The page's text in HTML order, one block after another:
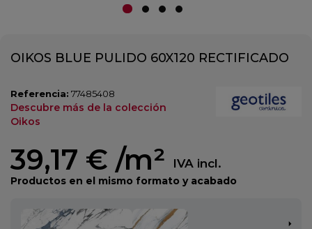
OIKOS BLUE PULIDO 60X120 RECTIFICADO
Referencia: 77485408
Descubre más de la colección
Oikos
39,17 € /m² IVA incl.
Productos en el mismo formato y acabado